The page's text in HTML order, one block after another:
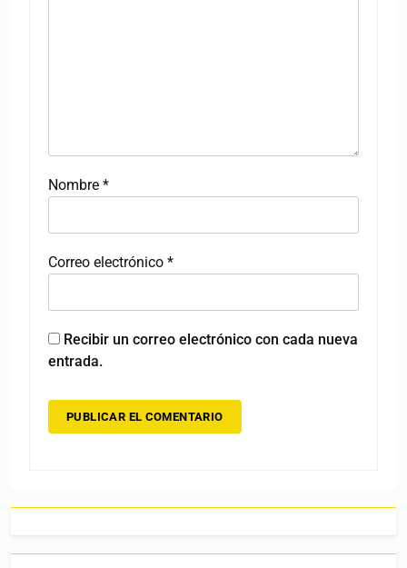
Nombre *
Correo electrónico *
Recibir un correo electrónico con cada nueva
entrada.